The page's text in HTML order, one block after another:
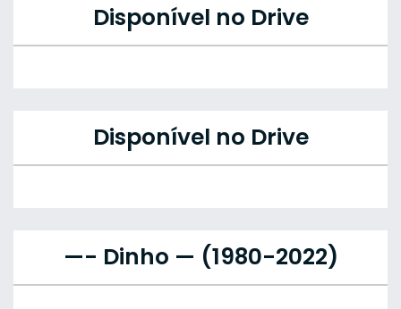
Disponível no Drive
Disponível no Drive
—- Dinho — (1980-2022)